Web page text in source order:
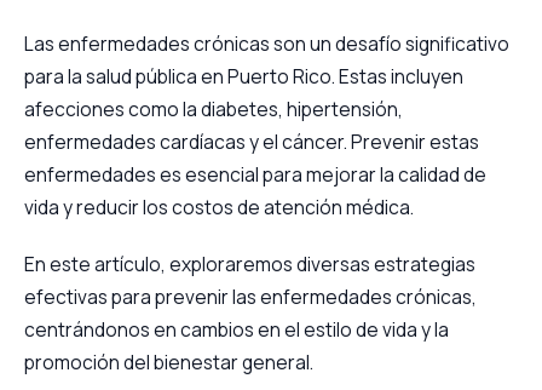
Las enfermedades crónicas son un desafío significativo
para la salud pública en Puerto Rico. Estas incluyen
afecciones como la diabetes, hipertensión,
enfermedades cardíacas y el cáncer. Prevenir estas
enfermedades es esencial para mejorar la calidad de
vida y reducir los costos de atención médica.
En este artículo, exploraremos diversas estrategias
efectivas para prevenir las enfermedades crónicas,
centrándonos en cambios en el estilo de vida y la
promoción del bienestar general.